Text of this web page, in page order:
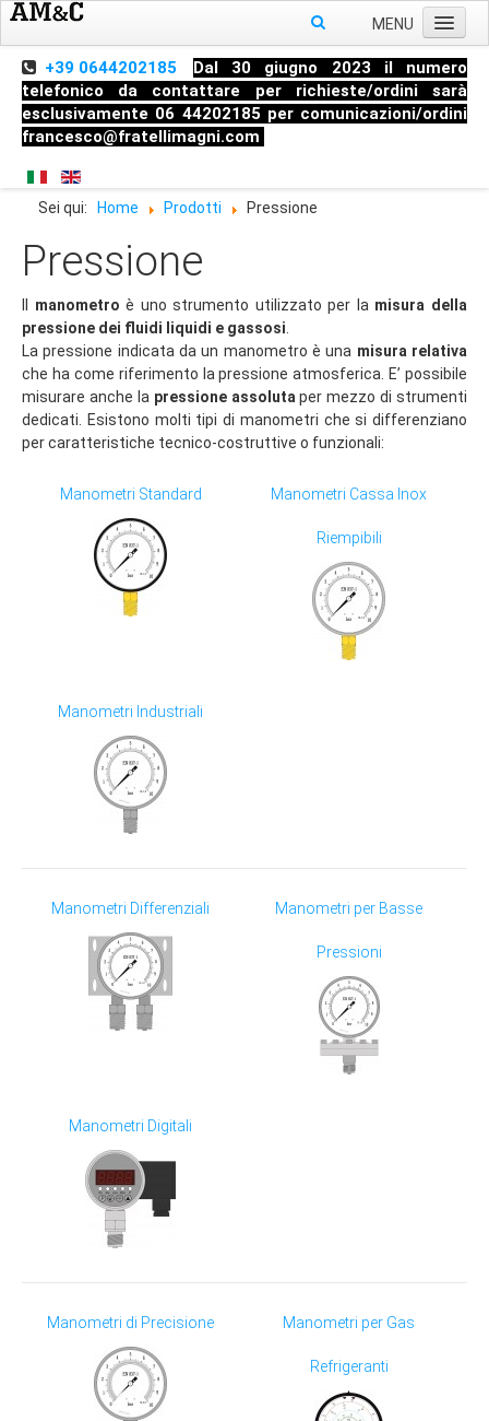
MENU
Home
Chi siamo
Prodotti
Pressione
Temperatura
Livello
Raccorderia industriale
Blog
Manometri
Termometri
Strumenti di misura
+39 0644202185
Dal 30 giugno 2023 il numero
telefonico da contattare per richieste/ordini sarà
esclusivamente 06 44202185 per comunicazioni/ordini
francesco@fratellimagni.com
Sei qui: Home Prodotti Pressione
Pressione
manometro è uno strumento utilizzato per la misura della
pressione dei fluidi liquidi e gassosi
La pressione indicata da un manometro è una misura relativa
che ha come riferimento la pressione atmosferica. E’ possibile
misurare anche la pressione assoluta per mezzo di strumenti
dedicati. Esistono molti tipi di manometri che si differenziano
per caratteristiche tecnico-costruttive o funzionali:
Manometri Standard Manometri Cassa Inox
Riempibili
Manometri Industriali
Manometri Differenziali Manometri per Basse
Pressioni
Manometri Digitali
Manometri di Precisione Manometri per Gas
Refrigeranti